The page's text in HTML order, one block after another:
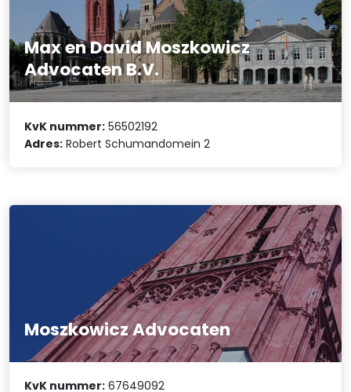
Max en David Moszkowicz
Advocaten B.V.
KvK nummer: 56502192
Adres: Robert Schumandomein 2
Moszkowicz Advocaten
KvK nummer: 67649092